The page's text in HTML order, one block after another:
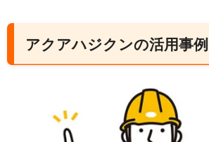
アクアハジクンの活用事例